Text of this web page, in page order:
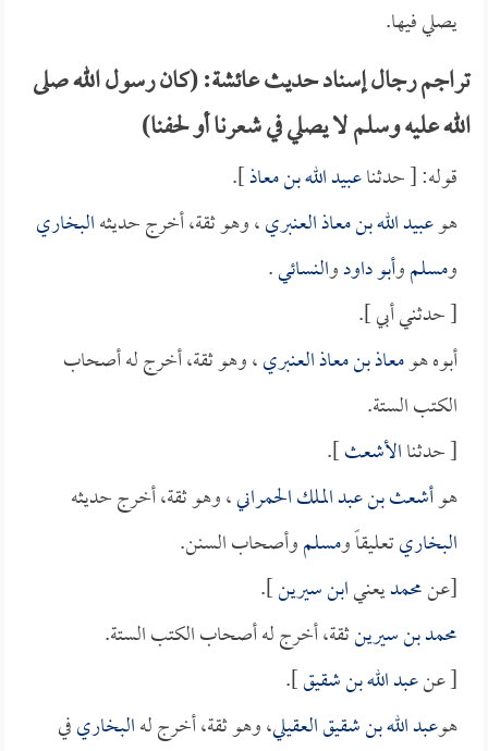
يصلي فيها.
تراجم رجال إسناد حديث عائشة: (كان رسول الله صلى
الله عليه وسلم لا يصلي في شعرنا أو لحفنا)
قوله: [ حدثناعبيد الله بن معاذ].
هوعبيد الله بن معاذ العنبري، وهو ثقة، أخرج حديثهالبخاري
ومسلموأبو داودوالنسائي.
[ حدثني أبي ].
أبوه هومعاذ بن معاذ العنبري، وهو ثقة، أخرج له أصحاب
الكتب الستة.
[ حدثناالأشعث].
هوأشعث بن عبد الملك الحمراني، وهو ثقة، أخرج حديثه
البخاريتعليقاً ومسلموأصحاب السنن.
[عنمحمديعنيابن سيرين].
محمد بن سيرينثقة، أخرج له أصحاب الكتب الستة.
[ عنعبد الله بن شقيق].
هوعبد الله بن شقيق العقيلي، وهو ثقة، أخرج لهالبخاريفي